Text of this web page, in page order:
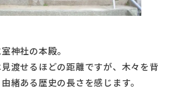
神社の本殿。
渡せるほどの距離ですが、木々を背
緒ある歴史の長さを感じます。